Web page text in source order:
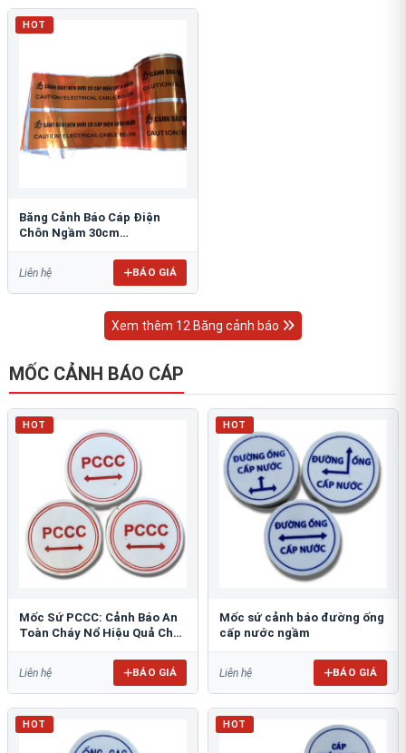
HOT
Băng Cảnh Báo Cáp Điện
Chôn Ngầm 30cm
Liên hệ BÁO GIÁ
Xem thêm 12 Băng cảnh báo
MỐC CẢNH BÁO CÁP
HOT
Mốc Sứ PCCC: Cảnh Báo An
Toàn Cháy Nổ Hiệu Quả Cho
Liên hệ BÁO GIÁ
HOT
Mốc sứ cảnh báo đường ống
cấp nước ngầm
Liên hệ BÁO GIÁ
HOT HOT